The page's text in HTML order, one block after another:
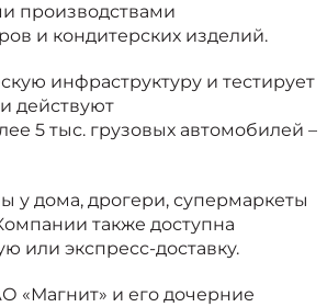
производствами
и кондитерских изделий.
инфраструктуру и тестирует
действуют
5 тыс. грузовых автомобилей –
у дома, дрогери, супермаркеты
также доступна
или экспресс-доставку.
«Магнит» и его дочерние